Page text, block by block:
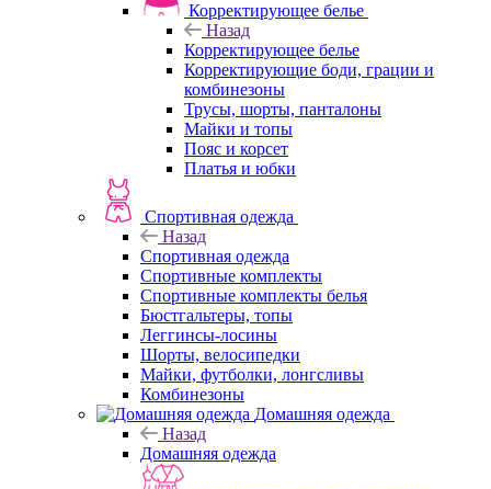
Корректирующее белье
Назад
Корректирующее белье
Корректирующие боди, грации и
комбинезоны
Трусы, шорты, панталоны
Майки и топы
Пояс и корсет
Платья и юбки
Спортивная одежда
Назад
Спортивная одежда
Спортивные комплекты
Спортивные комплекты белья
Бюстгальтеры, топы
Леггинсы-лосины
Шорты, велосипедки
Майки, футболки, лонгсливы
Комбинезоны
Домашняя одежда
Назад
Домашняя одежда